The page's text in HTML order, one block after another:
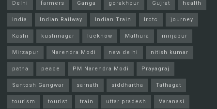
Delhi farmers Ganga gorakhpur Gujrat health
india Indian Railway Indian Train Irctc journey
Kashi kushinagar lucknow Mathura mirjapur
Mirzapur Narendra Modi new delhi nitish kumar
patna peace PM Narendra Modi Prayagraj
Santosh Gangwar sarnath siddhartha Tathagat
tourism tourist train uttar pradesh Varanasi